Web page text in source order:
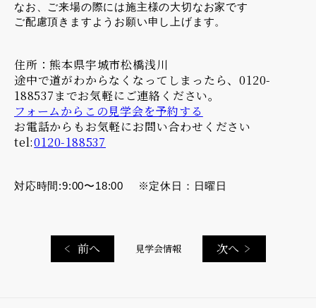
なお、ご来場の際には施主様の大切なお家です
ご配慮頂きますようお願い申し上げます。
住所：熊本県宇城市松橋浅川
途中で道がわからなくなってしまったら、0120-
188537までお気軽にご連絡ください。
フォームからこの見学会を予約する
お電話からもお気軽にお問い合わせください
tel:0120-188537
対応時間:9:00〜18:00 ※定休日：日曜日
前へ 見学会情報 次へ